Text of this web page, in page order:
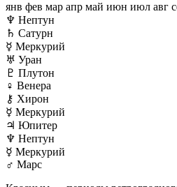
янв фев мар апр май июн июл авг
♆ Нептун
♄ Сатурн
☿ Меркурий
♅ Уран
♇ Плутон
♀ Венера
⚷ Хирон
☿ Меркурий
♃ Юпитер
♆ Нептун
☿ Меркурий
♂ Марс